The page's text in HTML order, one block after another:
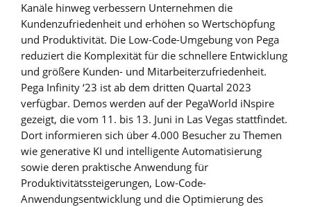
Kanäle hinweg verbessern Unternehmen die
Kundenzufriedenheit und erhöhen so Wertschöpfung
und Produktivität. Die Low-Code-Umgebung von Pega
reduziert die Komplexität für die schnellere Entwicklung
und größere Kunden- und Mitarbeiterzufriedenheit.
Pega Infinity ‘23 ist ab dem dritten Quartal 2023
verfügbar. Demos werden auf der PegaWorld iNspire
gezeigt, die vom 11. bis 13. Juni in Las Vegas stattfindet.
Dort informieren sich über 4.000 Besucher zu Themen
wie generative KI und intelligente Automatisierung
sowie deren praktische Anwendung für
Produktivitätssteigerungen, Low-Code-
Anwendungsentwicklung und die Optimierung des